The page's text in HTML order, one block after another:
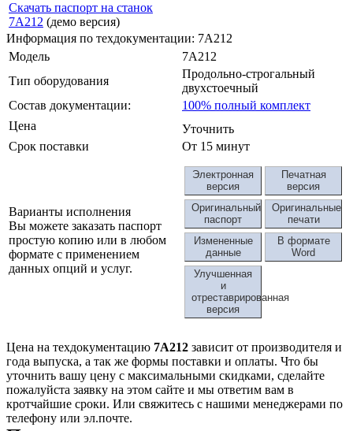
Скачать паспорт на станок
7А212 (демо версия)
Информация по техдокументации: 7А212
Модель
7А212
Тип оборудования
Продольно-строгальный
двухстоечный
Состав документации:
100% полный комплект
Цена
Уточнить
Срок поставки
От 15 минут
Варианты исполнения
Вы можете заказать паспорт
простую копию или в любом
формате с применением
данных опций и услуг.
Электронная
версия
Печатная
версия
Оригинальный
паспорт
Оригинальные
печати
Измененные
данные
В формате
Word
Улучшенная
и
отреставрированная
версия
Цена на техдокументацию 7А212 зависит от производителя и
года выпуска, а так же формы поставки и оплаты. Что бы
уточнить вашу цену с максимальными скидками, сделайте
пожалуйста заявку на этом сайте и мы ответим вам в
кротчайшие сроки. Или свяжитесь с нашими менеджерами по
телефону или эл.почте.